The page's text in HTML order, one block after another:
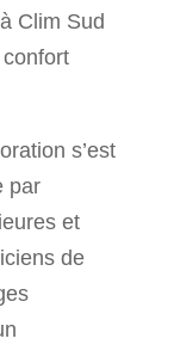
Clim Sud
s’est
par
et
de